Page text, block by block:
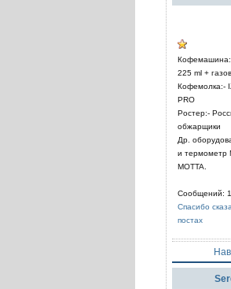
225 ml +
Кофемолка:-
PRO
Ростер:-
обжарщики
Др.
и термометр
MOTTA.
Сообщений:
Спасибо
постах